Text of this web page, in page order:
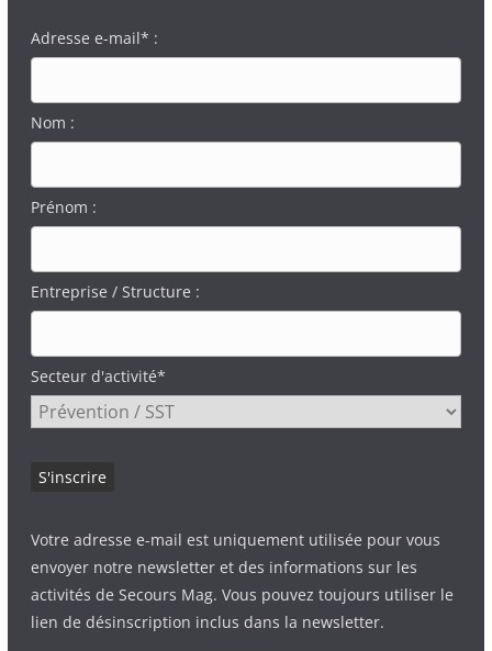
Adresse e-mail* :
Nom :
Prénom :
Entreprise / Structure :
Secteur d'activité*
Votre adresse e-mail est uniquement utilisée pour vous
envoyer notre newsletter et des informations sur les
activités de Secours Mag. Vous pouvez toujours utiliser le
lien de désinscription inclus dans la newsletter.